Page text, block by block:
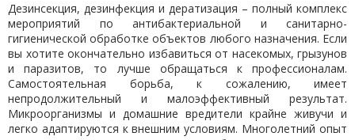
Дезинсекция, дезинфекция и дератизация – полный комплекс
мероприятий по антибактериальной и санитарно-
гигиенической обработке объектов любого назначения. Если
вы хотите окончательно избавиться от насекомых, грызунов
и паразитов, то лучше обращаться к профессионалам.
Самостоятельная борьба, к сожалению, имеет
непродолжительный и малоэффективный результат.
Микроорганизмы и домашние вредители крайне живучи и
легко адаптируются к внешним условиям. Многолетний опыт